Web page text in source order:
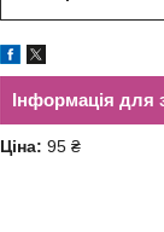
Інформація для
Ціна: 95 ₴